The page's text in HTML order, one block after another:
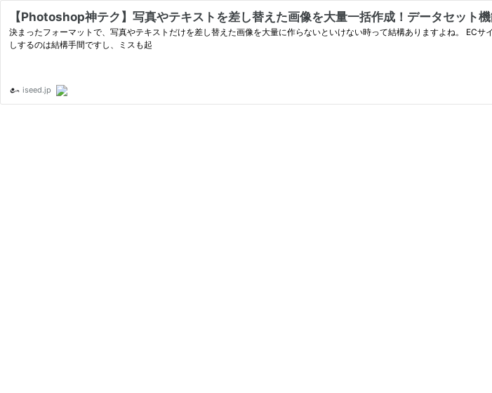
【Photoshop神テク】写真やテキストを差し替えた画像を大量一括作成！データセット
決まったフォーマットで、写真やテキストだけを差し替えた画像を大量に作らないといけない時って結構ありますよね。 EC
しするのは結構手間ですし、ミスも起
iseed.jp